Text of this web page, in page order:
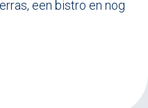
een bistro en nog